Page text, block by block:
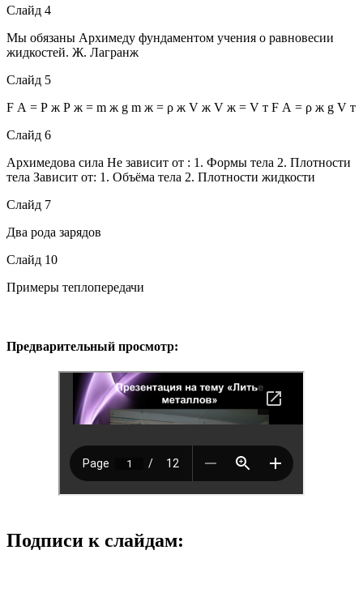
Слайд 4
Мы обязаны Архимеду фундаментом учения о равновесии
жидкостей. Ж. Лагранж
Слайд 5
F А = Р ж Р ж = m ж g m ж = ρ ж V ж V ж = V т F А = ρ ж g V т
Слайд 6
Архимедова сила Не зависит от : 1. Формы тела 2. Плотности
тела Зависит от: 1. Объёма тела 2. Плотности жидкости
Слайд 7
Два рода зарядов
Слайд 10
Примеры теплопередачи
Предварительный просмотр:
Подписи к слайдам: